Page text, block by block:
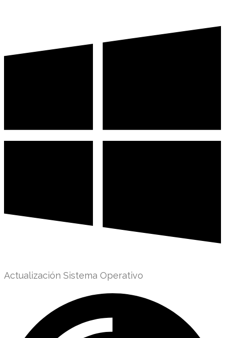
Actualización Sistema Operativo